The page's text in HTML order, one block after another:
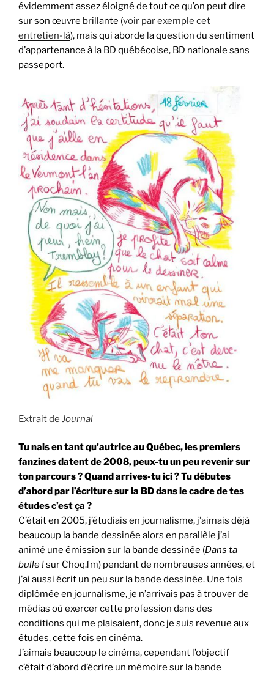
évidemment assez éloigné de tout ce qu’on peut dire
sur son œuvre brillante (voir par exemple cet
entretien-là), mais qui aborde la question du sentiment
d’appartenance à la BD québécoise, BD nationale sans
passeport.
Extrait de Journal
Tu nais en tant qu’autrice au Québec, les premiers
fanzines datent de 2008, peux-tu un peu revenir sur
ton parcours ? Quand arrives-tu ici ? Tu débutes
d’abord par l’écriture sur la BD dans le cadre de tes
études c’est ça ?
C’était en 2005, j’étudiais en journalisme, j’aimais déjà
beaucoup la bande dessinée alors en parallèle j’ai
animé une émission sur la bande dessinée (Dans ta
bulle !sur Choq.fm) pendant de nombreuses années, et
j’ai aussi écrit un peu sur la bande dessinée. Une fois
diplômée en journalisme, je n’arrivais pas à trouver de
médias où exercer cette profession dans des
conditions qui me plaisaient, donc je suis revenue aux
études, cette fois en cinéma.
J’aimais beaucoup le cinéma, cependant l’objectif
c’était d’abord d’écrire un mémoire sur la bande